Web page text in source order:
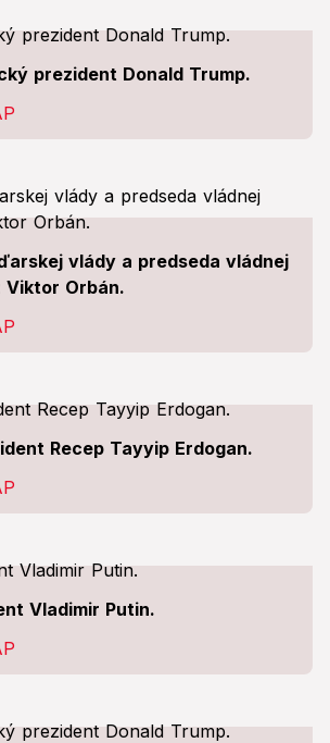
prezident Donald Trump.
vlády a predseda vládnej
Viktor Orbán.
Recep Tayyip Erdogan.
Vladimir Putin.